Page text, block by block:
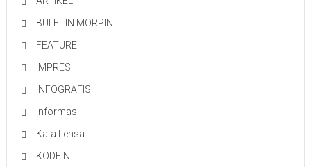
BULETIN MORPIN
FEATURE
IMPRESI
INFOGRAFIS
Informasi
Kata Lensa
KODEIN